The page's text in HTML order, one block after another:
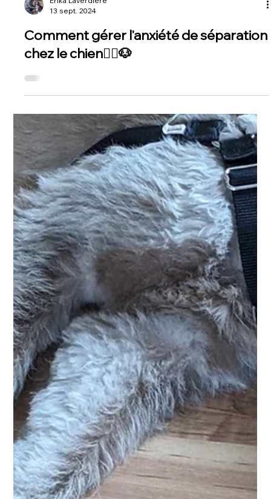
13 sept. 2024
Comment gérer l'anxiété de séparation
chez le chien🧘‍♂️🐶